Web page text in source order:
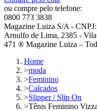
ou compre pelo telefone:
0800 773 3838
Magazine Luiza S/A -
Arnulfo de Lima, 2385 - Vila
471 ® Magazine Luiza –
Home
>moda
>Feminino
>Calçados
>Slipper / Slip On
>Tênis Feminino